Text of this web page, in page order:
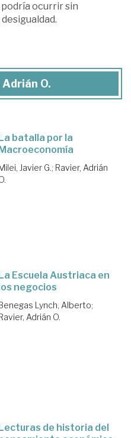
podría ocurrir sin
O.
batalla por la
Javier G.; Ravier, Adrián
Escuela Austriaca en
negocios
Lynch, Alberto;
Adrián O.
Lecturas de historia del